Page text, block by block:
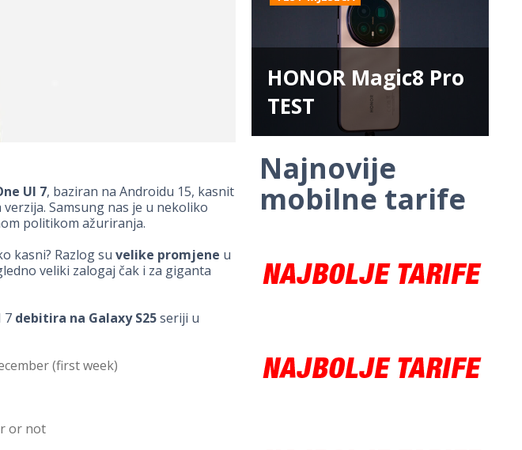
UI 7, baziran na Androidu 15, kasnit
Samsung nas je u nekoliko
politikom ažuriranja.
kasni? Razlog su velike promjene u
veliki zalogaj čak i za giganta
7 debitira na Galaxy S25seriji u
(first week)
or not
HONOR Magic8 Pro
TEST
Najnovije
mobilne tarife